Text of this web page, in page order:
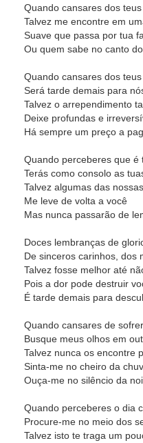
Quando cansares dos
Talvez me encontre em
Suave que passa por tua
Ou quem sabe no canto
Quando cansares dos
Será tarde demais para
Talvez o arrependimento
Deixe profundas e
Há sempre um preço a
Quando perceberes que é
Terás como consolo as
Talvez algumas das
Me leve de volta a você
Mas nunca passarão de
Doces lembranças de
De sinceros carinhos, dos
Talvez fosse melhor até
Pois a dor pode destruir
É tarde demais para
Quando cansares de
Busque meus olhos em
Talvez nunca os encontre
Sinta-me no cheiro da
Ouça-me no silêncio da
Quando perceberes o dia
Procure-me no meio dos
Talvez isto te traga um